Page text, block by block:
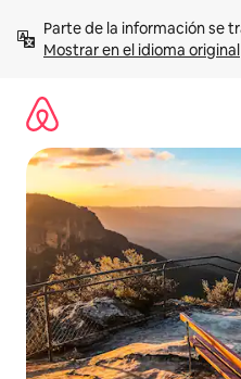
contenidoMostrar en el idioma original